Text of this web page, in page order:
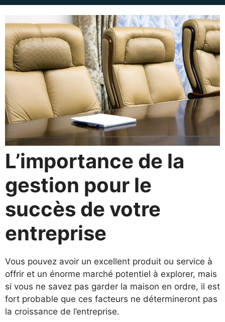
L’importance de la
gestion pour le
succès de votre
entreprise
Vous pouvez avoir un excellent produit ou service à
offrir et un énorme marché potentiel à explorer, mais
si vous ne savez pas garder la maison en ordre, il est
fort probable que ces facteurs ne détermineront pas
la croissance de l’entreprise.